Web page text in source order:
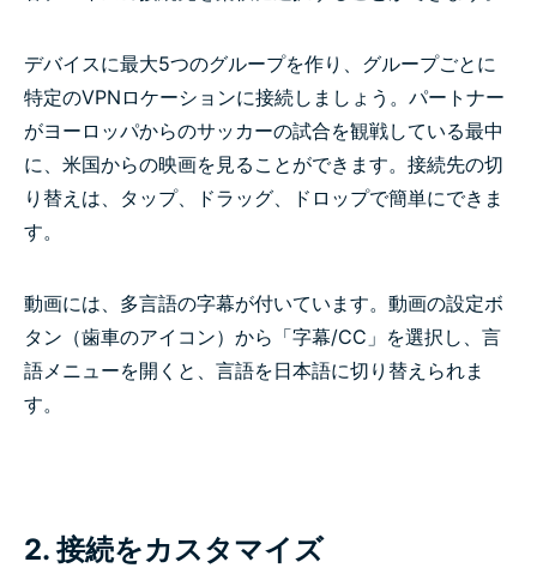
デバイスに最大5つのグループを作り、グループごとに
特定のVPNロケーションに接続しましょう。パートナー
がヨーロッパからのサッカーの試合を観戦している最中
に、米国からの映画を見ることができます。接続先の切
り替えは、タップ、ドラッグ、ドロップで簡単にできま
す。
動画には、多言語の字幕が付いています。動画の設定ボ
タン（歯車のアイコン）から「字幕/CC」を選択し、言
語メニューを開くと、言語を日本語に切り替えられま
す。
2. 接続をカスタマイズ